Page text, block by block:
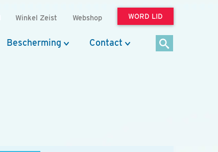
Winkel Zeist Webshop WORD LID
Bescherming Contact